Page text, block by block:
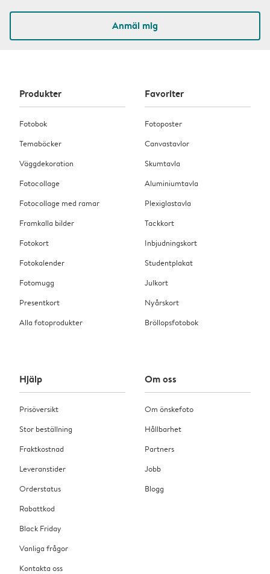
Anmäl mig
Produkter
Fotobok
Temaböcker
Väggdekoration
Fotocollage
Fotocollage med ramar
Framkalla bilder
Fotokort
Fotokalender
Fotomugg
Presentkort
Alla fotoprodukter
Favoriter
Fotoposter
Canvastavlor
Skumtavla
Aluminiumtavla
Plexiglastavla
Tackkort
Inbjudningskort
Studentplakat
Julkort
Nyårskort
Bröllopsfotobok
Hjälp
Prisöversikt
Stor beställning
Fraktkostnad
Leveranstider
Orderstatus
Rabattkod
Black Friday
Vanliga frågor
Kontakta oss
Om oss
Om önskefoto
Hållbarhet
Partners
Jobb
Blogg